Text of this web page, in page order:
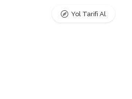
Yol Tarifi Al